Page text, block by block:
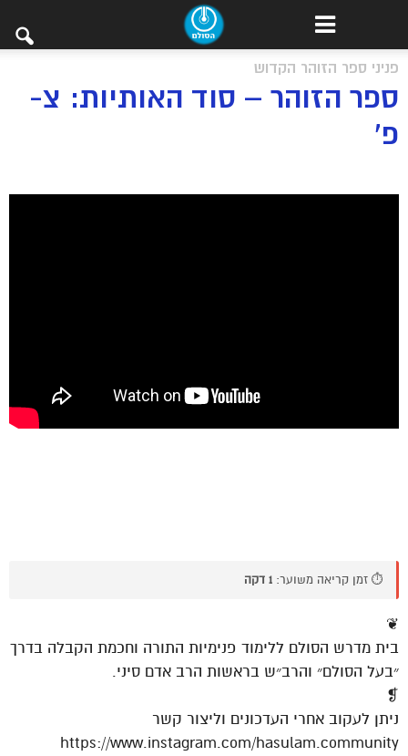
פניני ספר הזוהר הקדוש
ספר הזוהר – סוד האותיות: צ-
פ’
⏱️ זמן קריאה משוער: 1 דקה
❦
בית מדרש הסולם ללימוד פנימיות התורה וחכמת הקבלה בדרך
״בעל הסולם״ והרב״ש בראשות הרב אדם סיני.
❡
ניתן לעקוב אחרי העדכונים וליצור קשר
https://www.instagram.com/hasulam.community